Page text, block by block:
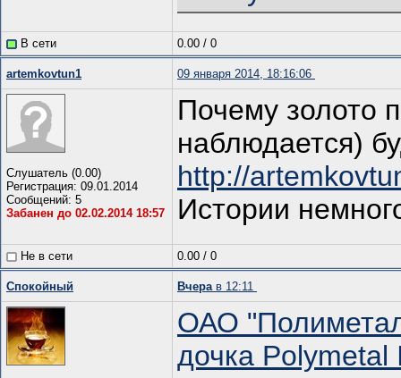
В сети 0.00 / 0
artemkovtun1 09 января 2014, 18:16:06
Слушатель (0.00)
Регистрация: 09.01.2014
Сообщений: 5
Забанен до 02.02.2014 18:57
Почему золото
наблюдается)
http://
Истории
Не в сети 0.00 / 0
Спокойный Вчерав 12:11
ОАО
дочка